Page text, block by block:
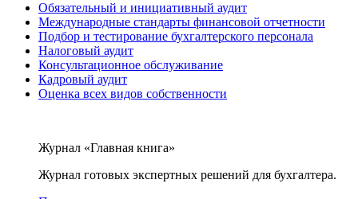
Обязательный и инициативный аудит
Международные стандарты финансовой отчетности
Подбор и тестирование бухгалтерского персонала
Налоговый аудит
Консультационное обслуживание
Кадровый аудит
Оценка всех видов собственности
Журнал «Главная книга»
Журнал готовых экспертных решений для бухгалтера.